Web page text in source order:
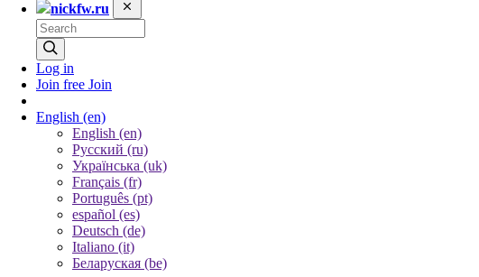
nickfw.ru
Log in
Join free Join
English (en)
English (en)
Русский (ru)
Українська (uk)
Français (fr)
Português (pt)
español (es)
Deutsch (de)
Italiano (it)
Беларуская (be)